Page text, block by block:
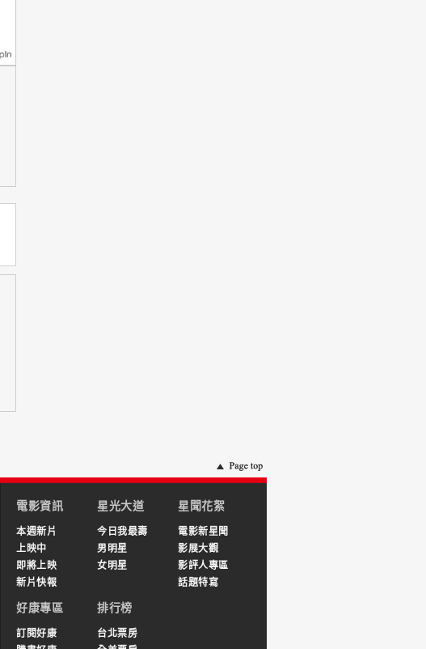
電影資訊
本週新片
上映中
即將上映
新片快報
星光大道
今日我最壽
男明星
女明星
星聞花絮
電影新星聞
影展大觀
影評人專區
話題特寫
好康專區
訂閱好康
排行榜
台北票房